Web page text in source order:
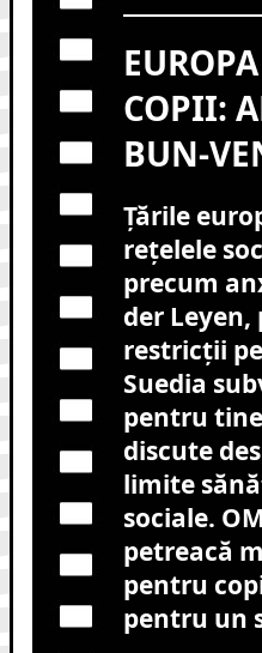
COPII:
BUN-
Țările
rețelele
precum
der Leyen,
restricții
Suedia
pentru
discute
limite
sociale.
petreacă
pentru
pentru un